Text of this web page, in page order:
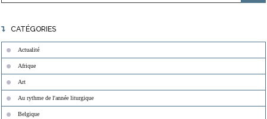
CATÉGORIES
Actualité
Afrique
Art
Au rythme de l'année liturgique
Belgique